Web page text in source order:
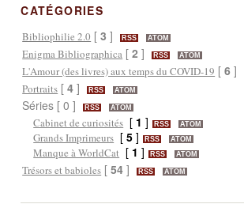
CATÉGORIES
Bibliophilie 2.0 [3 ] RSS ATOM
Enigma Bibliographica [2 ] RSS ATOM
L'Amour (des livres) aux temps du COVID-19 [6 ]
Portraits [4 ] RSS ATOM
Séries [ 0 ] RSS ATOM
Cabinet de curiosités [ 1 ] RSS ATOM
Grands Imprimeurs [5 ] RSS ATOM
Manque à WorldCat [ 1 ] RSS ATOM
Trésors et babioles [54 ] RSS ATOM